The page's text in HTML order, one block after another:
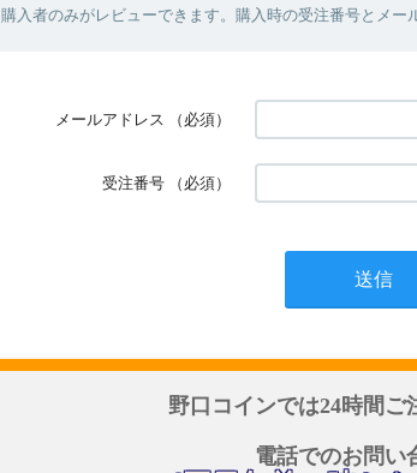
購入者のみがレビューできます。購入時の受注番号とメー
メールアドレス （必須）
受注番号 （必須）
野口コインでは24時間ご
電話でのお問い